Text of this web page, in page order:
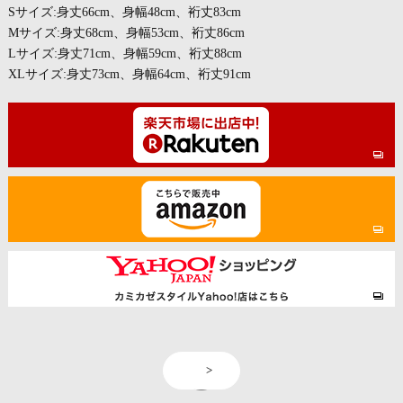
Sサイズ:身丈66cm、身幅48cm、裄丈83cm
Mサイズ:身丈68cm、身幅53cm、裄丈86cm
Lサイズ:身丈71cm、身幅59cm、裄丈88cm
XLサイズ:身丈73cm、身幅64cm、裄丈91cm
>